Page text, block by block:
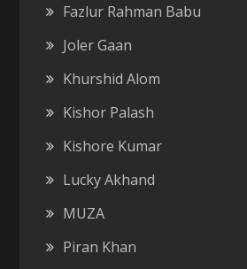
Fazlur Rahman Babu
Joler Gaan
Khurshid Alom
Kishor Palash
Kishore Kumar
Lucky Akhand
MUZA
Piran Khan